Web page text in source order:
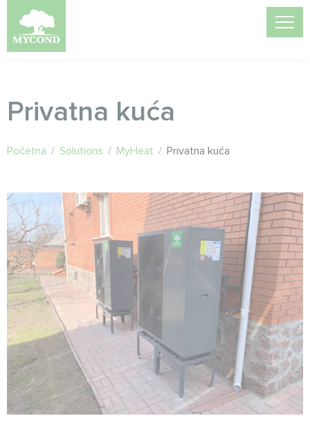
Privatna kuća
Početna / Solutions / MyHeat / Privatna kuća